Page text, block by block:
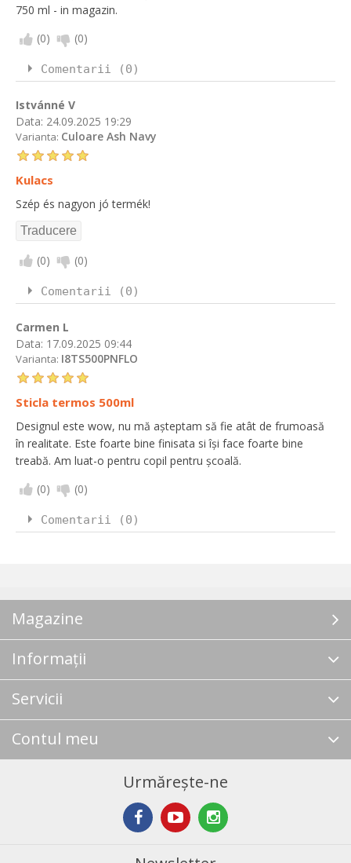
750 ml - in magazin.
(0) (0)
Comentarii (0)
Istvánné V
Data: 24.09.2025 19:29
Varianta: Culoare Ash Navy
Kulacs
Szép és nagyon jó termék!
(0) (0)
Comentarii (0)
Carmen L
Data: 17.09.2025 09:44
Varianta: I8TS500PNFLO
Sticla termos 500ml
Designul este wow, nu mă așteptam să fie atât de frumoasă
în realitate. Este foarte bine finisata si își face foarte bine
treabă. Am luat-o pentru copil pentru școală.
(0) (0)
Comentarii (0)
Magazine
Informații
Servicii
Contul meu
Urmărește-ne